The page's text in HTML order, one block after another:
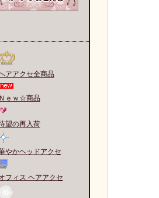
アアクセ全商品
Ｎｅｗ☆商品
望の再入荷
やかヘッドアクセ
フィス ヘアアクセ